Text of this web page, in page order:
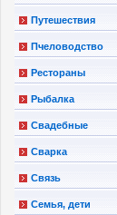
Путешествия
Пчеловодство
Рестораны
Рыбалка
Свадебные
Сварка
Связь
Семья, дети